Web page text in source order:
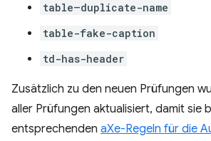
table–duplicate-name
table-fake-caption
td-has-header
Zusätzlich zu den neuen Prüfungen
aller Prüfungen aktualisiert, damit sie
entsprechenden aXe-Regeln für die